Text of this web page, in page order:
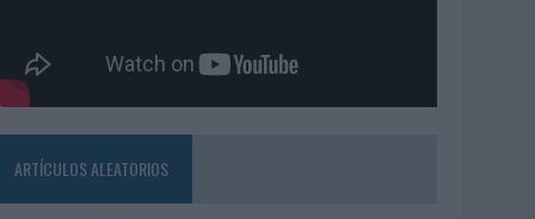
ARTÍCULOS ALEATORIOS